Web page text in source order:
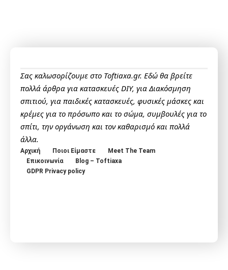
Σας καλωσορίζουμε στο Toftiaxa.gr. Εδώ θα βρείτε
πολλά άρθρα για κατασκευές DIY, για Διακόσμηση
σπιτιού, για παιδικές κατασκευές, φυσικές μάσκες και
κρέμες για το πρόσωπο και το σώμα, συμβουλές για το
σπίτι, την οργάνωση και τον καθαρισμό και πολλά
άλλα.
Αρχική Ποιοι Είμαστε
Meet The Team
Επικοινωνία
Blog – Toftiaxa
GDPR Privacy policy